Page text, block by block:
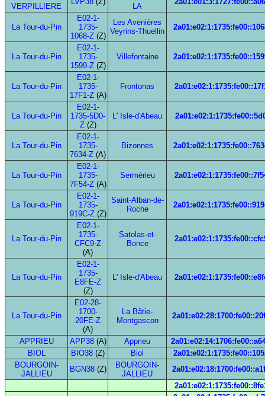
VERPILLIERE
LA
La Tour-du-Pin
E02-1-
1735-
1068-Z(Z)
Les Avenières
Veyrins-Thuellin
La Tour-du-Pin
E02-1-
1735-
1599-Z(Z)
Villefontaine
La Tour-du-Pin
E02-1-
1735-
17F1-Z(A)
Frontonas
La Tour-du-Pin
E02-1-
1735-5D0-
Z(Z)
L' Isle-d'Abeau
La Tour-du-Pin
E02-1-
1735-
7634-Z (A)
Bizonnes
La Tour-du-Pin
E02-1-
1735-
7F54-Z(A)
Sermérieu
La Tour-du-Pin
E02-1-
1735-
919C-Z(Z)
Saint-Alban-de-
Roche
La Tour-du-Pin
E02-1-
1735-
CFC9-Z
(A)
Satolas-et-
Bonce
La Tour-du-Pin
E02-1-
1735-
E8FE-Z
(Z)
L' Isle-d'Abeau
La Tour-du-Pin
E02-28-
1700-
20FE-Z
(A)
La Bâtie-
Montgascon
APPRIEU APP38(A) Apprieu
BIOL
BIO38 (Z) Biol
BOURGOIN-
JALLIEU
BGN38(Z)
BOURGOIN-
JALLIEU